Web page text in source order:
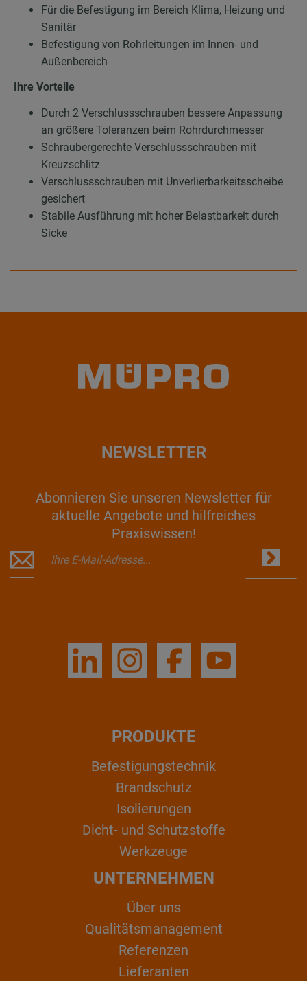
Für die Befestigung im Bereich Klima, Heizung und
Sanitär
Befestigung von Rohrleitungen im Innen- und
Außenbereich
Ihre Vorteile
Durch 2 Verschlussschrauben bessere Anpassung
an größere Toleranzen beim Rohrdurchmesser
Schraubergerechte Verschlussschrauben mit
Kreuzschlitz
Verschlussschrauben mit Unverlierbarkeitsscheibe
gesichert
Stabile Ausführung mit hoher Belastbarkeit durch
Sicke
NEWSLETTER
Abonnieren Sie unseren Newsletter für
aktuelle Angebote und hilfreiches
Praxiswissen!
PRODUKTE
Befestigungstechnik
Brandschutz
Isolierungen
Dicht- und Schutzstoffe
Werkzeuge
UNTERNEHMEN
Über uns
Qualitätsmanagement
Referenzen
Lieferanten